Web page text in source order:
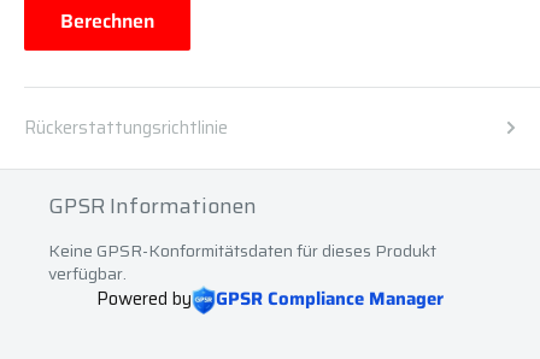
Berechnen
Rückerstattungsrichtlinie
GPSR Informationen
Keine GPSR-Konformitätsdaten für dieses Produkt
verfügbar.
Powered by GPSR Compliance Manager